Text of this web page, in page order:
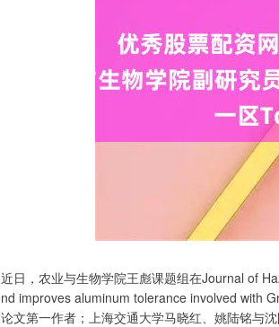
近日，农业与生物学院王彪课题组在Journal of
nd improves aluminum tolerance involved with
论文第一作者；上海交通大学马晓红、姚陆铭与